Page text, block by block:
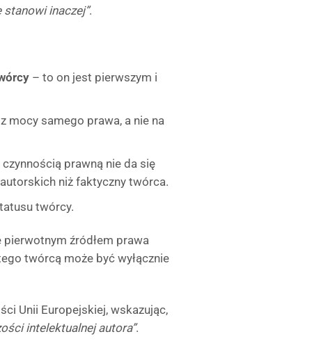
stanowi inaczej”.
– to on jest pierwszym i
mocy samego prawa, a nie na
prawną nie da się
niż faktyczny twórca.
twórcy.
pierwotnym źródłem prawa
twórcą może być wyłącznie
Unii Europejskiej, wskazując,
intelektualnej autora”.